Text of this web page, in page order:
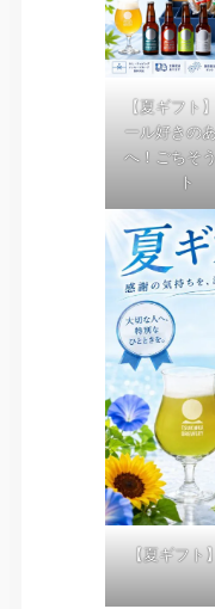
【夏ギフ
ール好きの
へ！ごちそ
ト
【夏ギフ